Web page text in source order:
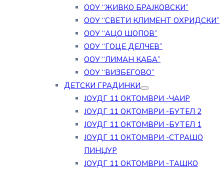
ООУ “ЖИВКО БРАЈКОВСКИ”
ООУ “СВЕТИ КЛИМЕНТ ОХРИДСКИ”
ООУ “АЦО ШОПОВ”
ООУ “ГОЦЕ ДЕЛЧЕВ”
ООУ “ЛИМАН КАБА”
ООУ “ВИЗБЕГОВО”
ДЕТСКИ ГРАДИНКИ
ЈОУДГ 11 ОКТОМВРИ -ЧАИР
ЈОУДГ 11 ОКТОМВРИ -БУТЕЛ 2
ЈОУДГ 11 ОКТОМВРИ -БУТЕЛ 1
ЈОУДГ 11 ОКТОМВРИ -СТРАШО
ПИНЏУР
ЈОУДГ 11 ОКТОМВРИ -ТАШКО